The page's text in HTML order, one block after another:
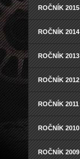
ROČNÍK 2015
ROČNÍK 2014
ROČNÍK 2013
ROČNÍK 2012
ROČNÍK 2011
ROČNÍK 2010
ROČNÍK 2009